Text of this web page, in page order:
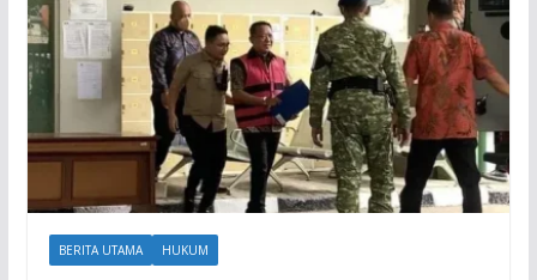
BERITA UTAMA HUKUM